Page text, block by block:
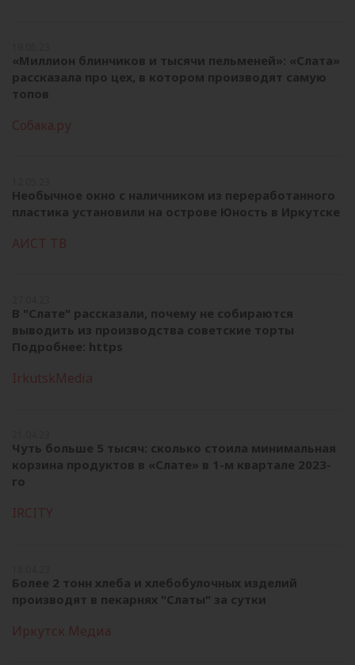
«Миллион блинчиков и тысячи пельменей»: «Слата»
рассказала про цех, в котором производят самую
топов
Собака.ру
Необычное окно с наличником из переработанного
пластика установили на острове Юность в Иркутске
АИСТ ТВ
В "Слате" рассказали, почему не собираются
выводить из производства советские торты
Подробнее: https
IrkutskMedia
Чуть больше 5 тысяч: сколько стоила минимальная
корзина продуктов в «Слате» в 1-м квартале 2023-
го
IRCITY
Более 2 тонн хлеба и хлебобулочных изделий
производят в пекарнях "Слаты" за сутки
Иркутск Медиа